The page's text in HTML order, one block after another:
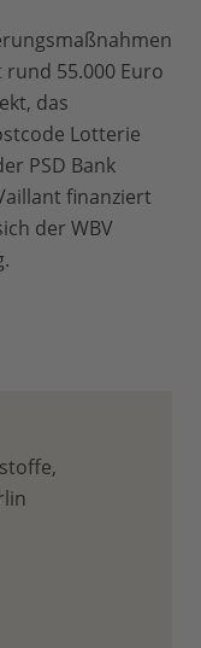
55.000 Euro
das
Lotterie
PSD Bank
finanziert
der WBV